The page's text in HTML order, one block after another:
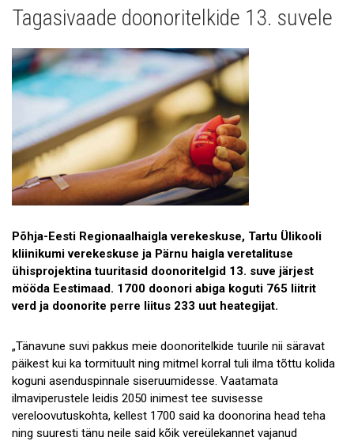
Uudised
Galerii
Koostöö
Tule tööle!
Tule ekskursioonile!
Andmekaitse
Tagasivaade doonoritelkide 13. suvele
Põhja-Eesti Regionaalhaigla verekeskuse, Tartu Ülikooli
kliinikumi verekeskuse ja Pärnu haigla veretalituse
ühisprojektina tuuritasid doonoritelgid 13. suve järjest
mööda Eestimaad. 1700 doonori abiga koguti 765 liitrit
verd ja doonorite perre liitus 233 uut heategijat.
„Tänavune suvi pakkus meie doonoritelkide tuurile nii säravat
päikest kui ka tormituult ning mitmel korral tuli ilma tõttu kolida
koguni asenduspinnale siseruumidesse. Vaatamata
ilmaviperustele leidis 2050 inimest tee suvisesse
vereloovutuskohta, kellest 1700 said ka doonorina head teha
ning suuresti tänu neile said kõik vereülekannet vajanud